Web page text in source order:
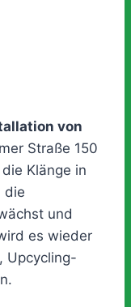
von
Straße 150
Klänge in
die
und
es wieder
Upcycling-